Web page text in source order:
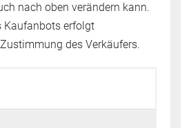
nach oben verändern kann.
Kaufanbots erfolgt
des Verkäufers.